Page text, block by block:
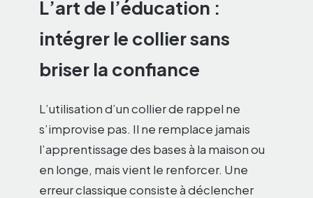
L’art de l’éducation :
intégrer le collier sans
briser la confiance
L’utilisation d’un collier de rappel ne
s’improvise pas. Il ne remplace jamais
l’apprentissage des bases à la maison ou
en longe, mais vient le renforcer. Une
erreur classique consiste à déclencher